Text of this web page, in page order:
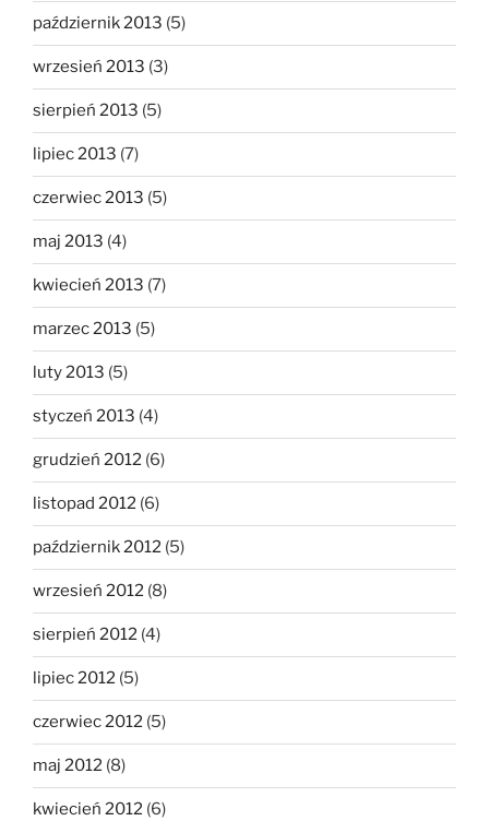
październik 2013 (5)
wrzesień 2013 (3)
sierpień 2013 (5)
lipiec 2013 (7)
czerwiec 2013 (5)
maj 2013 (4)
kwiecień 2013 (7)
marzec 2013 (5)
luty 2013 (5)
styczeń 2013 (4)
grudzień 2012 (6)
listopad 2012 (6)
październik 2012 (5)
wrzesień 2012 (8)
sierpień 2012 (4)
lipiec 2012 (5)
czerwiec 2012 (5)
maj 2012 (8)
kwiecień 2012 (6)